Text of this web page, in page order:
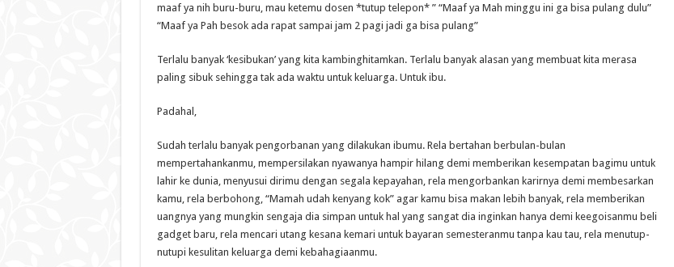
maaf ya nih buru-buru, mau ketemu dosen *tutup telepon* ” “Maaf ya Mah minggu ini ga bisa pulang dulu”
“Maaf ya Pah besok ada rapat sampai jam 2 pagi jadi ga bisa pulang”
Terlalu banyak ‘kesibukan’ yang kita kambinghitamkan. Terlalu banyak alasan yang membuat kita merasa
paling sibuk sehingga tak ada waktu untuk keluarga. Untuk ibu.
Padahal,
Sudah terlalu banyak pengorbanan yang dilakukan ibumu. Rela bertahan berbulan-bulan
mempertahankanmu, mempersilakan nyawanya hampir hilang demi memberikan kesempatan bagimu untuk
lahir ke dunia, menyusui dirimu dengan segala kepayahan, rela mengorbankan karirnya demi membesarkan
kamu, rela berbohong, “Mamah udah kenyang kok” agar kamu bisa makan lebih banyak, rela memberikan
uangnya yang mungkin sengaja dia simpan untuk hal yang sangat dia inginkan hanya demi keegoisanmu beli
gadget baru, rela mencari utang kesana kemari untuk bayaran semesteranmu tanpa kau tau, rela menutup-
nutupi kesulitan keluarga demi kebahagiaanmu.